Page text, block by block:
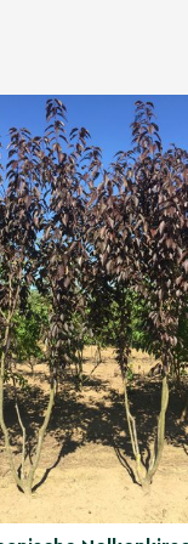
und pflegen
Blüte, vitale
Standort
bis
mäßig
vermeiden.
Pflanzzeit